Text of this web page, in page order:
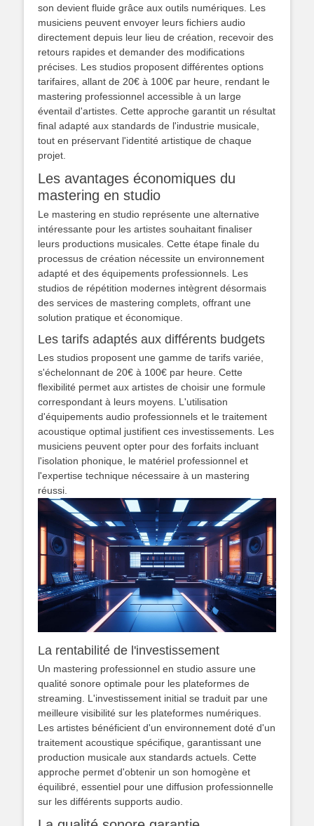
son devient fluide grâce aux outils numériques. Les
musiciens peuvent envoyer leurs fichiers audio
directement depuis leur lieu de création, recevoir des
retours rapides et demander des modifications
précises. Les studios proposent différentes options
tarifaires, allant de 20€ à 100€ par heure, rendant le
mastering professionnel accessible à un large
éventail d'artistes. Cette approche garantit un résultat
final adapté aux standards de l'industrie musicale,
tout en préservant l'identité artistique de chaque
projet.
Les avantages économiques du
mastering en studio
Le mastering en studio représente une alternative
intéressante pour les artistes souhaitant finaliser
leurs productions musicales. Cette étape finale du
processus de création nécessite un environnement
adapté et des équipements professionnels. Les
studios de répétition modernes intègrent désormais
des services de mastering complets, offrant une
solution pratique et économique.
Les tarifs adaptés aux différents budgets
Les studios proposent une gamme de tarifs variée,
s'échelonnant de 20€ à 100€ par heure. Cette
flexibilité permet aux artistes de choisir une formule
correspondant à leurs moyens. L'utilisation
d'équipements audio professionnels et le traitement
acoustique optimal justifient ces investissements. Les
musiciens peuvent opter pour des forfaits incluant
l'isolation phonique, le matériel professionnel et
l'expertise technique nécessaire à un mastering
réussi.
La rentabilité de l'investissement
Un mastering professionnel en studio assure une
qualité sonore optimale pour les plateformes de
streaming. L'investissement initial se traduit par une
meilleure visibilité sur les plateformes numériques.
Les artistes bénéficient d'un environnement doté d'un
traitement acoustique spécifique, garantissant une
production musicale aux standards actuels. Cette
approche permet d'obtenir un son homogène et
équilibré, essentiel pour une diffusion professionnelle
sur les différents supports audio.